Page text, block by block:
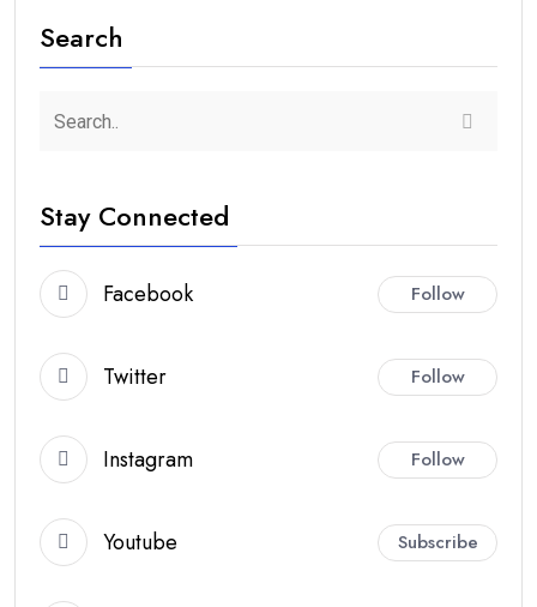
Search
Stay Connected
Facebook Follow
Twitter Follow
Instagram Follow
Youtube Subscribe